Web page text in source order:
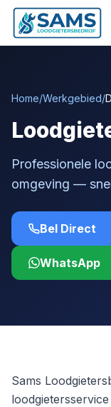
Home/Werkgebied/
Professionele
omgeving —
Bel Direct
WhatsApp
Sams